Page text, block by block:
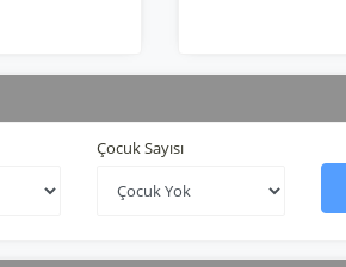
Çocuk Sayısı